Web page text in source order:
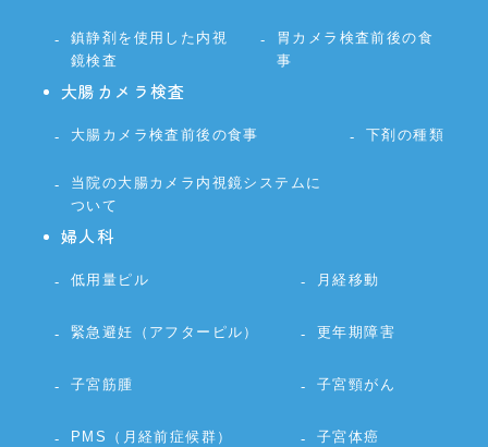
鎮静剤を使用した内視
鏡検査
胃カメラ検査前後の食
事
大腸カメラ検査
大腸カメラ検査前後の食事 下剤の種類
当院の大腸カメラ内視鏡システムに
ついて
婦人科
低用量ピル 月経移動
緊急避妊（アフターピル） 更年期障害
子宮筋腫 子宮頸がん
PMS（月経前症候群） 子宮体癌